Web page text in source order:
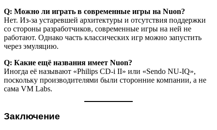
Q: Можно ли играть в современные игры на Nuon?
Нет. Из-за устаревшей архитектуры и отсутствия поддержки
со стороны разработчиков, современные игры на ней не
работают. Однако часть классических игр можно запустить
через эмуляцию.
Q: Какие ещё названия имеет Nuon?
Иногда её называют «Philips CD-i II» или «Sendo NU-IQ»,
поскольку производителями были сторонние компании, а не
сама VM Labs.
Заключение